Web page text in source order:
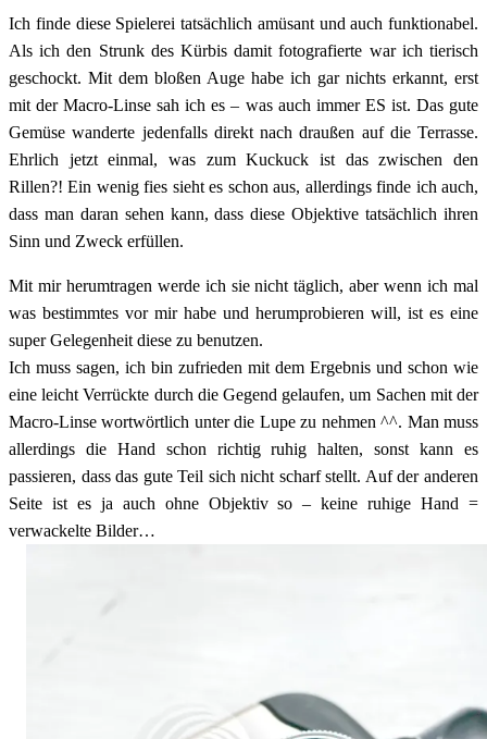
Ich finde diese Spielerei tatsächlich amüsant und auch funktionabel.
Als ich den Strunk des Kürbis damit fotografierte war ich tierisch
geschockt. Mit dem bloßen Auge habe ich gar nichts erkannt, erst
mit der Macro-Linse sah ich es – was auch immer ES ist. Das gute
Gemüse wanderte jedenfalls direkt nach draußen auf die Terrasse.
Ehrlich jetzt einmal, was zum Kuckuck ist das zwischen den
Rillen?! Ein wenig fies sieht es schon aus, allerdings finde ich auch,
dass man daran sehen kann, dass diese Objektive tatsächlich ihren
Sinn und Zweck erfüllen.
Mit mir herumtragen werde ich sie nicht täglich, aber wenn ich mal
was bestimmtes vor mir habe und herumprobieren will, ist es eine
super Gelegenheit diese zu benutzen.
Ich muss sagen, ich bin zufrieden mit dem Ergebnis und schon wie
eine leicht Verrückte durch die Gegend gelaufen, um Sachen mit der
Macro-Linse wortwörtlich unter die Lupe zu nehmen ^^. Man muss
allerdings die Hand schon richtig ruhig halten, sonst kann es
passieren, dass das gute Teil sich nicht scharf stellt. Auf der anderen
Seite ist es ja auch ohne Objektiv so – keine ruhige Hand =
verwackelte Bilder…